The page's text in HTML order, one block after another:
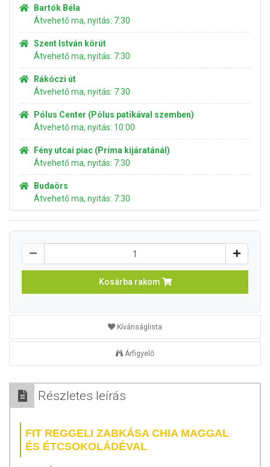
Bartók Béla
Átvehető ma, nyitás: 7:30
Szent István körút
Átvehető ma, nyitás: 7:30
Rákóczi út
Átvehető ma, nyitás: 7:30
Pólus Center (Pólus patikával szemben)
Átvehető ma, nyitás: 10:00
Fény utcai piac (Príma kijáratánál)
Átvehető ma, nyitás: 7:30
Budaörs
Átvehető ma, nyitás: 7:30
Kosárba rakom
Kívánságlista
Árfigyelő
Részletes leírás
FIT REGGELI ZABKÁSA CHIA MAGGAL
ÉS ÉTCSOKOLÁDÉVAL